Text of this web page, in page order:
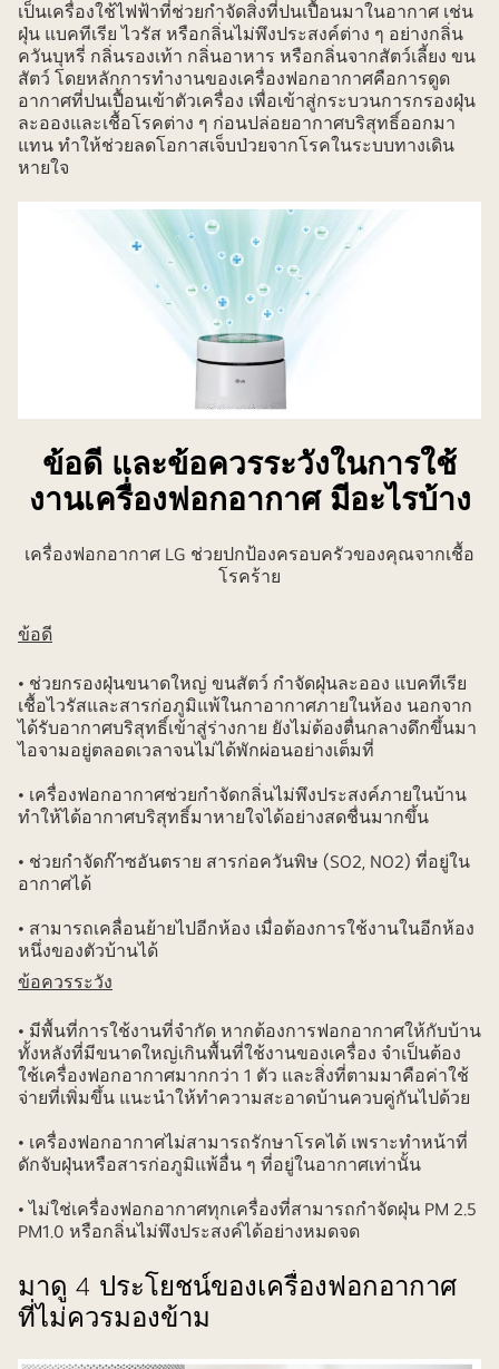
เป็นเครื่องใช้ไฟฟ้าที่ช่วยกำจัดสิ่งที่ปนเปื้อนมาในอากาศ เช่น
ฝุ่น แบคทีเรีย ไวรัส หรือกลิ่นไม่พึงประสงค์ต่าง ๆ อย่างกลิ่น
ควันบุหรี่ กลิ่นรองเท้า กลิ่นอาหาร หรือกลิ่นจากสัตว์เลี้ยง ขน
สัตว์ โดยหลักการทำงานของเครื่องฟอกอากาศคือการดูด
อากาศที่ปนเปื้อนเข้าตัวเครื่อง เพื่อเข้าสู่กระบวนการกรองฝุ่น
ละอองและเชื้อโรคต่าง ๆ ก่อนปล่อยอากาศบริสุทธิ์ออกมา
แทน ทำให้ช่วยลดโอกาสเจ็บป่วยจากโรคในระบบทางเดิน
หายใจ
ข้อดี และข้อควรระวังในการใช้
งานเครื่องฟอกอากาศ มีอะไรบ้าง
เครื่องฟอกอากาศ LG ช่วยปกป้องครอบครัวของคุณจากเชื้อ
โรคร้าย
ข้อดี
• ช่วยกรองฝุ่นขนาดใหญ่ ขนสัตว์ กำจัดฝุ่นละออง แบคทีเรีย
เชื้อไวรัสและสารก่อภูมิแพ้ในกาอากาศภายในห้อง นอกจาก
ได้รับอากาศบริสุทธิ์เข้าสู่ร่างกาย ยังไม่ต้องตื่นกลางดึกขึ้นมา
ไอจามอยู่ตลอดเวลาจนไม่ได้พักผ่อนอย่างเต็มที่
• เครื่องฟอกอากาศช่วยกำจัดกลิ่นไม่พึงประสงค์ภายในบ้าน
ทำให้ได้อากาศบริสุทธิ์มาหายใจได้อย่างสดชื่นมากขึ้น
• ช่วยกำจัดก๊าซอันตราย สารก่อควันพิษ (SO2, NO2) ที่อยู่ใน
อากาศได้
• สามารถเคลื่อนย้ายไปอีกห้อง เมื่อต้องการใช้งานในอีกห้อง
หนึ่งของตัวบ้านได้
ข้อควรระวัง
• มีพื้นที่การใช้งานที่จำกัด หากต้องการฟอกอากาศให้กับบ้าน
ทั้งหลังที่มีขนาดใหญ่เกินพื้นที่ใช้งานของเครื่อง จำเป็นต้อง
ใช้เครื่องฟอกอากาศมากกว่า 1 ตัว และสิ่งที่ตามมาคือค่าใช้
จ่ายที่เพิ่มขึ้น แนะนำให้ทำความสะอาดบ้านควบคู่กันไปด้วย
• เครื่องฟอกอากาศไม่สามารถรักษาโรคได้ เพราะทำหน้าที่
ดักจับฝุ่นหรือสารก่อภูมิแพ้อื่น ๆ ที่อยู่ในอากาศเท่านั้น
• ไม่ใช่เครื่องฟอกอากาศทุกเครื่องที่สามารถกำจัดฝุ่น PM 2.5
PM1.0 หรือกลิ่นไม่พึงประสงค์ได้อย่างหมดจด
มาดู 4 ประโยชน์ของเครื่องฟอกอากาศ
ที่ไม่ควรมองข้าม